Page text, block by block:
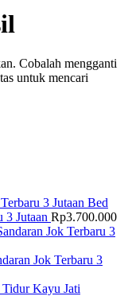
Cobalah mengganti
untuk mencari
Bed
3 Jutaan Rp3.700.000
Jok Terbaru 3